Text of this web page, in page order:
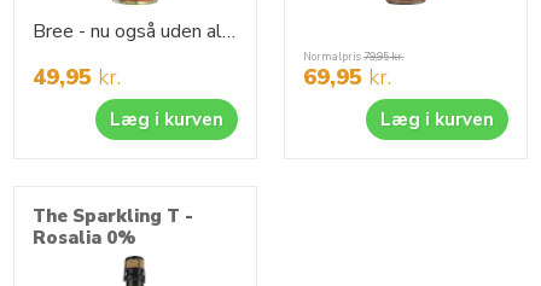
Bree - nu også uden alkohol
49,95 kr.
Læg i kurven
69,95 kr.
Normalpris79,95kr.
Læg i kurven
The Sparkling T -
Rosalia 0%